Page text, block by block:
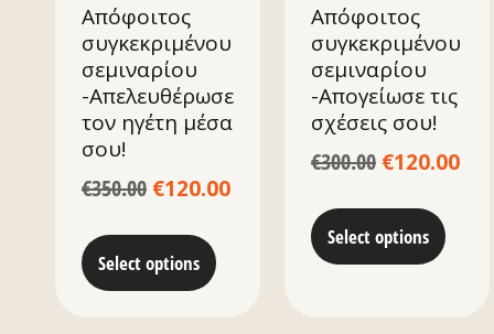
Απόφοιτος
συγκεκριμένου
σεμιναρίου
-Απελευθέρωσε
τον ηγέτη μέσα
σου!
€350.00 €120.00
Select options
Απόφοιτος
συγκεκριμένου
σεμιναρίου
-Απογείωσε τις
σχέσεις σου!
€300.00 €120.00
Select options